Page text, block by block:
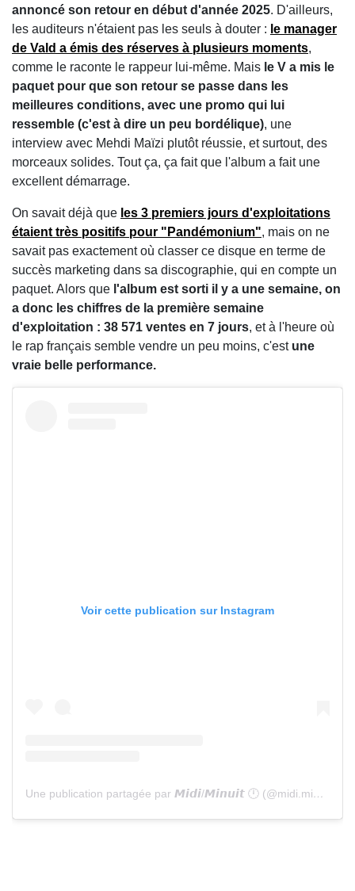
annoncé son retour en début d'année 2025. D'ailleurs,
les auditeurs n'étaient pas les seuls à douter : le manager
de Vald a émis des réserves à plusieurs moments,
comme le raconte le rappeur lui-même. Mais le V a mis le
paquet pour que son retour se passe dans les
meilleures conditions, avec une promo qui lui
ressemble (c'est à dire un peu bordélique), une
interview avec Mehdi Maïzi plutôt réussie, et surtout, des
morceaux solides. Tout ça, ça fait que l'album a fait une
excellent démarrage.
On savait déjà que les 3 premiers jours d'exploitations
étaient très positifs pour "Pandémonium", mais on ne
savait pas exactement où classer ce disque en terme de
succès marketing dans sa discographie, qui en compte un
paquet. Alors que l'album est sorti il y a une semaine, on
a donc les chiffres de la première semaine
d'exploitation : 38 571 ventes en 7 jours, et à l'heure où
le rap français semble vendre un peu moins, c'est une
vraie belle performance.
Voir cette publication sur Instagram
Une publication partagée par 𝙈𝙞𝙙𝙞/𝙈𝙞𝙣𝙪𝙞𝙩 🕛 (@midi.minuit)